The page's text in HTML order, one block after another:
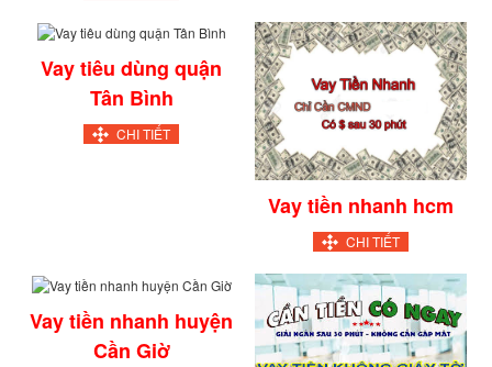
Vay tiêu dùng quận
Tân Bình
CHI TIẾT
Vay tiền nhanh hcm
CHI TIẾT
Vay tiền nhanh huyện
Cần Giờ